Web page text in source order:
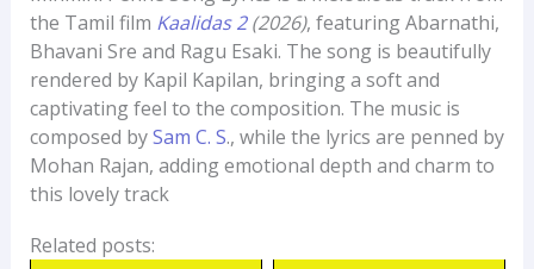
the Tamil film Kaalidas 2(2026), featuring Abarnathi,
Bhavani Sre and Ragu Esaki. The song is beautifully
rendered by Kapil Kapilan, bringing a soft and
captivating feel to the composition. The music is
composed bySam C. S., while the lyrics are penned by
Mohan Rajan, adding emotional depth and charm to
this lovely track
Related posts: